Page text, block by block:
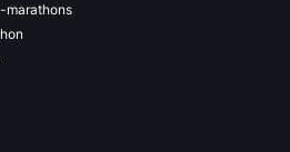
marathons